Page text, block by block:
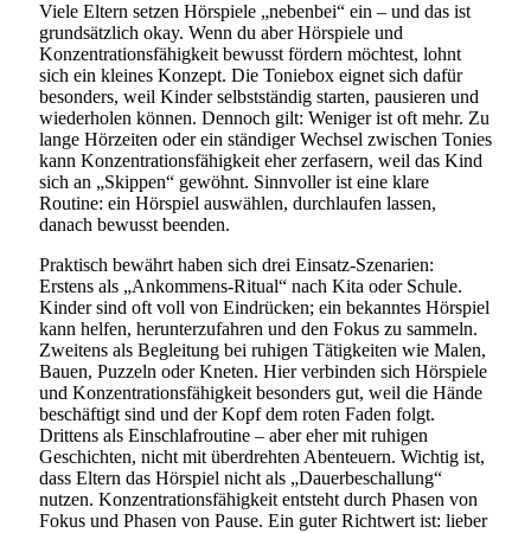
Viele Eltern setzen Hörspiele „nebenbei“ ein – und das ist
grundsätzlich okay. Wenn du aber Hörspiele und
Konzentrationsfähigkeit bewusst fördern möchtest, lohnt
sich ein kleines Konzept. Die Toniebox eignet sich dafür
besonders, weil Kinder selbstständig starten, pausieren und
wiederholen können. Dennoch gilt: Weniger ist oft mehr. Zu
lange Hörzeiten oder ein ständiger Wechsel zwischen Tonies
kann Konzentrationsfähigkeit eher zerfasern, weil das Kind
sich an „Skippen“ gewöhnt. Sinnvoller ist eine klare
Routine: ein Hörspiel auswählen, durchlaufen lassen,
danach bewusst beenden.
Praktisch bewährt haben sich drei Einsatz-Szenarien:
Erstens als „Ankommens-Ritual“ nach Kita oder Schule.
Kinder sind oft voll von Eindrücken; ein bekanntes Hörspiel
kann helfen, herunterzufahren und den Fokus zu sammeln.
Zweitens als Begleitung bei ruhigen Tätigkeiten wie Malen,
Bauen, Puzzeln oder Kneten. Hier verbinden sich Hörspiele
und Konzentrationsfähigkeit besonders gut, weil die Hände
beschäftigt sind und der Kopf dem roten Faden folgt.
Drittens als Einschlafroutine – aber eher mit ruhigen
Geschichten, nicht mit überdrehten Abenteuern. Wichtig ist,
dass Eltern das Hörspiel nicht als „Dauerbeschallung“
nutzen. Konzentrationsfähigkeit entsteht durch Phasen von
Fokus und Phasen von Pause. Ein guter Richtwert ist: lieber